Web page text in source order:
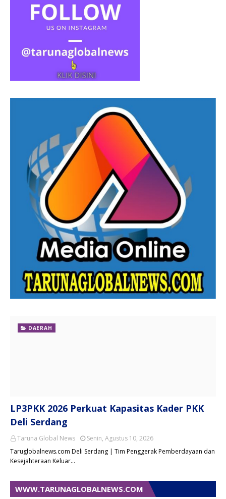
DAERAH
LP3PKK 2026 Perkuat Kapasitas Kader PKK
Deli Serdang
Taruna Global News
Senin, Agustus 10, 2026
Taruglobalnews.com Deli Serdang | Tim Penggerak Pemberdayaan dan
Kesejahteraan Keluar…
WWW.TARUNAGLOBALNEWS.COM